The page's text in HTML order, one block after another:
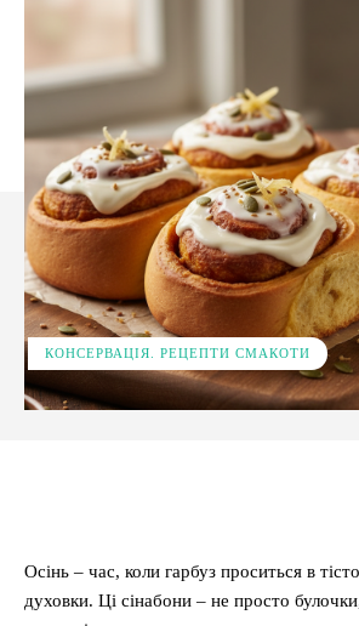
КОНСЕРВАЦІЯ. РЕЦЕПТИ СМАКОТИ
Осінь – час, коли гарбуз проситься в
духовки. Ці сінабони – не просто